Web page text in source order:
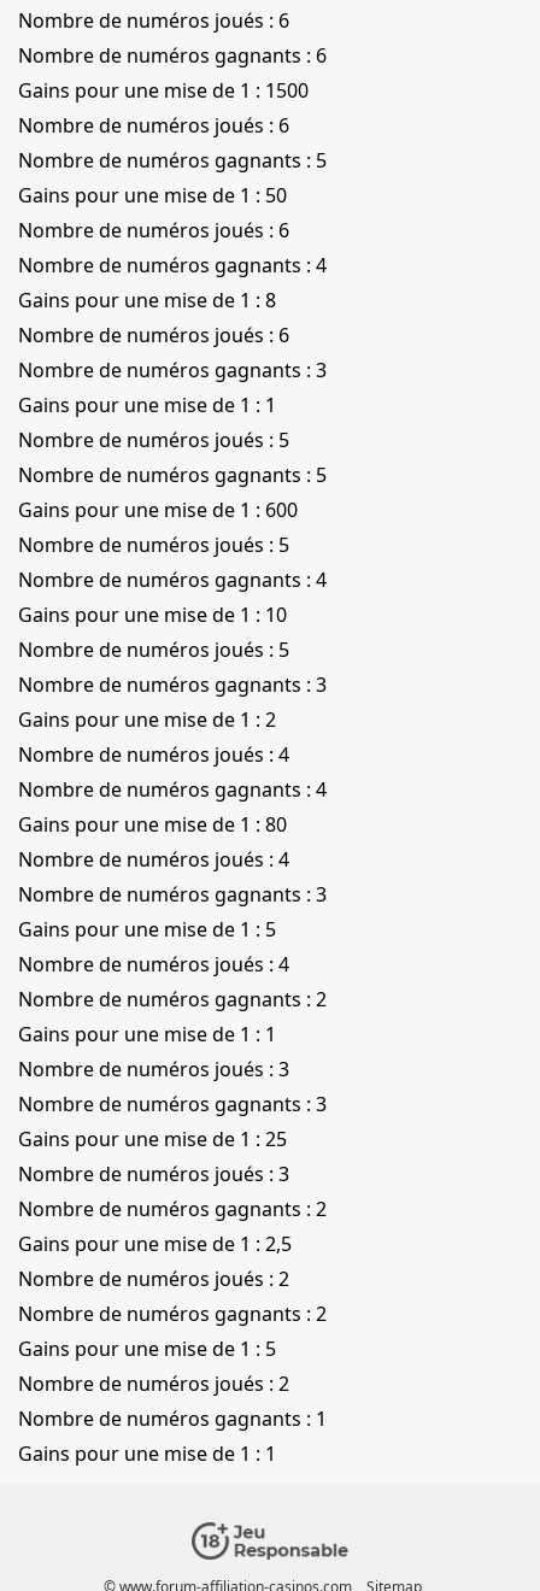
Nombre de numéros joués : 6
Nombre de numéros gagnants : 6
Gains pour une mise de 1 : 1500
Nombre de numéros joués : 6
Nombre de numéros gagnants : 5
Gains pour une mise de 1 : 50
Nombre de numéros joués : 6
Nombre de numéros gagnants : 4
Gains pour une mise de 1 : 8
Nombre de numéros joués : 6
Nombre de numéros gagnants : 3
Gains pour une mise de 1 : 1
Nombre de numéros joués : 5
Nombre de numéros gagnants : 5
Gains pour une mise de 1 : 600
Nombre de numéros joués : 5
Nombre de numéros gagnants : 4
Gains pour une mise de 1 : 10
Nombre de numéros joués : 5
Nombre de numéros gagnants : 3
Gains pour une mise de 1 : 2
Nombre de numéros joués : 4
Nombre de numéros gagnants : 4
Gains pour une mise de 1 : 80
Nombre de numéros joués : 4
Nombre de numéros gagnants : 3
Gains pour une mise de 1 : 5
Nombre de numéros joués : 4
Nombre de numéros gagnants : 2
Gains pour une mise de 1 : 1
Nombre de numéros joués : 3
Nombre de numéros gagnants : 3
Gains pour une mise de 1 : 25
Nombre de numéros joués : 3
Nombre de numéros gagnants : 2
Gains pour une mise de 1 : 2,5
Nombre de numéros joués : 2
Nombre de numéros gagnants : 2
Gains pour une mise de 1 : 5
Nombre de numéros joués : 2
Nombre de numéros gagnants : 1
Gains pour une mise de 1 : 1
© www.forum-affiliation-casinos.com Sitemap